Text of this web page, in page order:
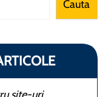
Cauta